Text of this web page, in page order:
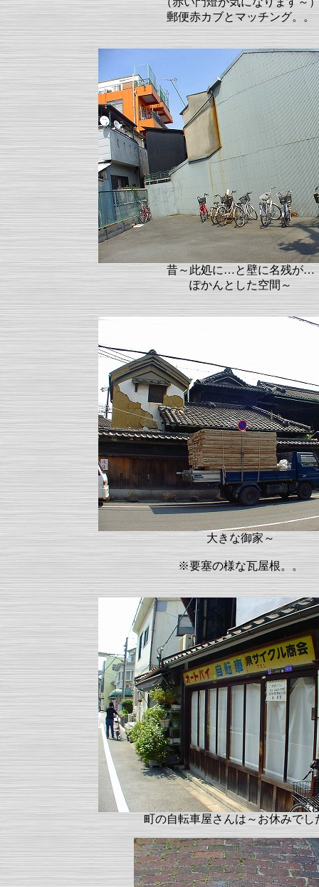
郵便赤カブとマッチング。。
昔～此処に…と壁に名残が…
ぽかんとした空間～
大きな御家～
※要塞の様な瓦屋根。。
町の自転車屋さんは～お休みでし